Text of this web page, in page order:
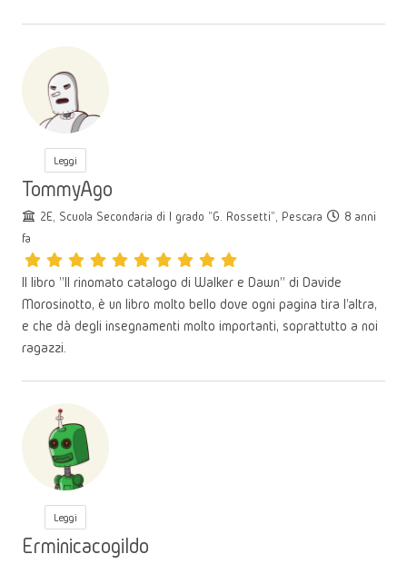
Leggi
TommyAgo
2E, Scuola Secondaria di I grado "G. Rossetti", Pescara
8 anni
fa
Il libro "Il rinomato catalogo di Walker e Dawn" di Davide
Morosinotto, è un libro molto bello dove ogni pagina tira l'altra,
e che dà degli insegnamenti molto importanti, soprattutto a noi
ragazzi.
Leggi
Erminicacogildo